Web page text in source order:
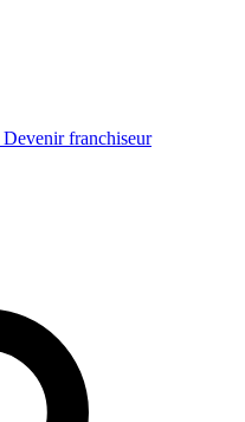
Devenir franchiseur